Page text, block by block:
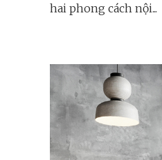
hai phong cách nội...